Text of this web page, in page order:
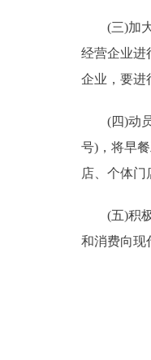
(三)加大
经营企业进
企业，要进
(四)动员
号)，将早
店、个体
(五)积极
和消费向现